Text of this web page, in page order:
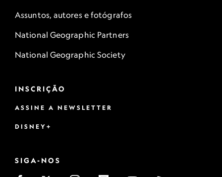
Assuntos, autores e fotógrafos
National Geographic Partners
National Geographic Society
INSCRIÇÃO
ASSINE A NEWSLETTER
DISNEY+
SIGA-NOS